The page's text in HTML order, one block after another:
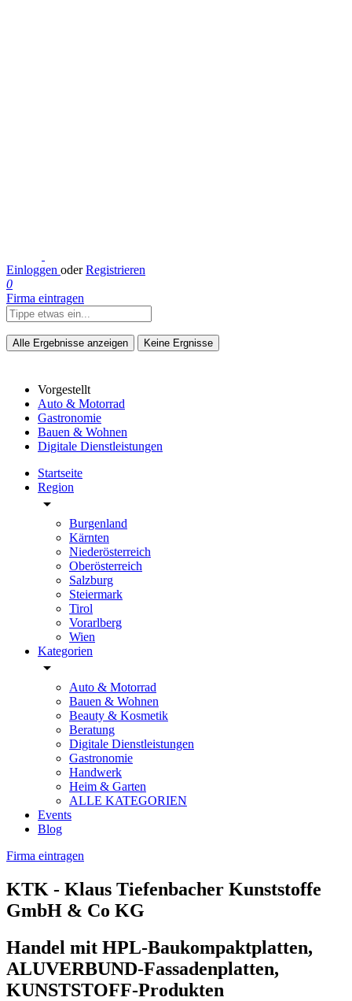
Einloggen oder Registrieren
0
Firma eintragen
Alle Ergebnisse anzeigen Keine Ergnisse
Vorgestellt
Auto & Motorrad
Gastronomie
Bauen & Wohnen
Digitale Dienstleistungen
Startseite
Region
arrow_drop_down
Burgenland
Kärnten
Niederösterreich
Oberösterreich
Salzburg
Steiermark
Tirol
Vorarlberg
Wien
Kategorien
arrow_drop_down
Auto & Motorrad
Bauen & Wohnen
Beauty & Kosmetik
Beratung
Digitale Dienstleistungen
Gastronomie
Handwerk
Heim & Garten
ALLE KATEGORIEN
Events
Blog
Firma eintragen
KTK - Klaus Tiefenbacher Kunststoffe
GmbH & Co KG
Handel mit HPL-Baukompaktplatten,
ALUVERBUND-Fassadenplatten,
KUNSTSTOFF-Produkten